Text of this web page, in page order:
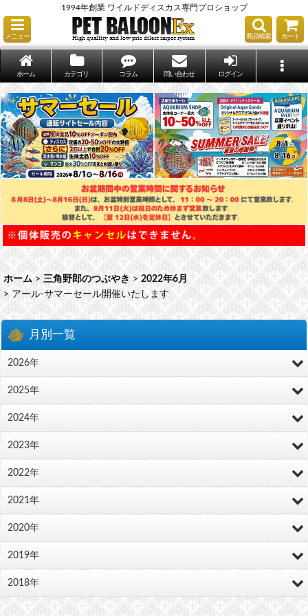
1994年創業 ワイルドディスカス専門プロショップ
メニュー 商品検索 カート
ホーム カテゴリ コラム 問い合わせ ログイン
ホーム > 三角野郎のつぶやき > 2022年6月
> アール-サマーセール開催いたします
月別一覧
2026年
2025年
2024年
2023年
2022年
2021年
2020年
2019年
2018年